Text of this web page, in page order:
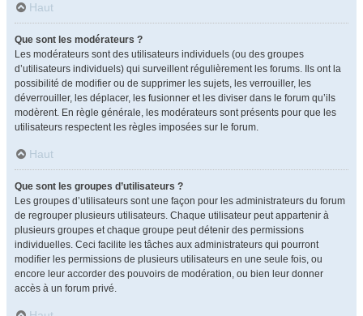
Haut
Que sont les modérateurs ?
Les modérateurs sont des utilisateurs individuels (ou des groupes
d’utilisateurs individuels) qui surveillent régulièrement les forums. Ils ont la
possibilité de modifier ou de supprimer les sujets, les verrouiller, les
déverrouiller, les déplacer, les fusionner et les diviser dans le forum qu’ils
modèrent. En règle générale, les modérateurs sont présents pour que les
utilisateurs respectent les règles imposées sur le forum.
Haut
Que sont les groupes d’utilisateurs ?
Les groupes d’utilisateurs sont une façon pour les administrateurs du forum
de regrouper plusieurs utilisateurs. Chaque utilisateur peut appartenir à
plusieurs groupes et chaque groupe peut détenir des permissions
individuelles. Ceci facilite les tâches aux administrateurs qui pourront
modifier les permissions de plusieurs utilisateurs en une seule fois, ou
encore leur accorder des pouvoirs de modération, ou bien leur donner
accès à un forum privé.